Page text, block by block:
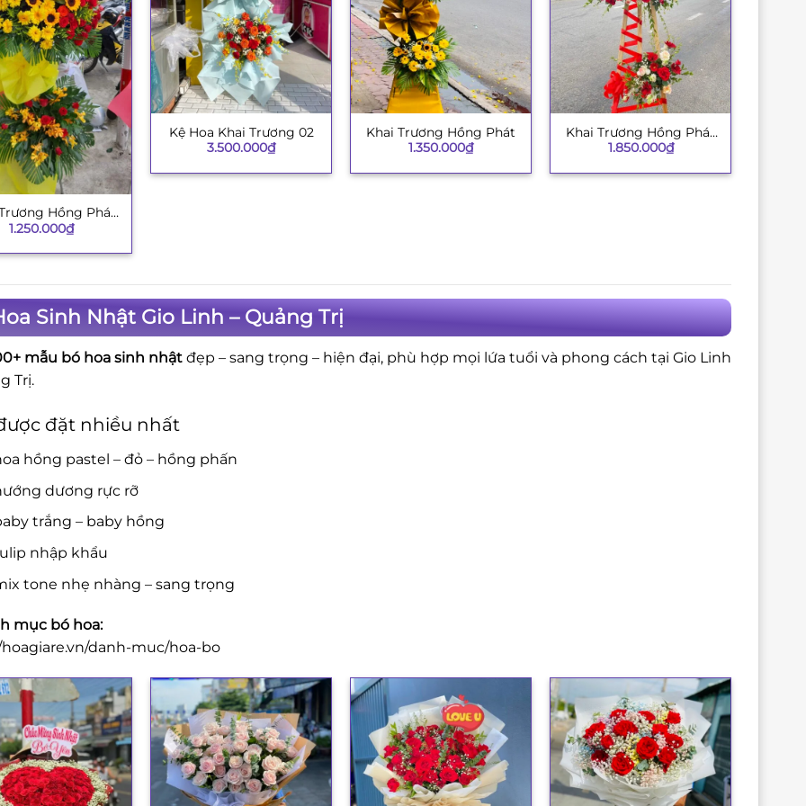
Hồng Phát
H008
1.250.000₫
+
Kệ Hoa Khai Trương 02
3.500.000₫
+
Khai Trương Hồng Phát
1.350.000₫
+
Khai Trương Hồng Phát
134
1.850.000₫
Sinh Nhật Gio Linh – Quảng Trị
mẫu bó hoa sinh nhật đẹp – sang trọng – hiện đại, phù hợp mọi lứa tuổi và phong cách tại Gio Linh
Trị.
đặt nhiều nhất
hồng pastel – đỏ – hồng phấn
dương rực rỡ
trắng – baby hồng
nhập khẩu
tone nhẹ nhàng – sang trọng
mục bó hoa:
danh-muc/hoa-bo